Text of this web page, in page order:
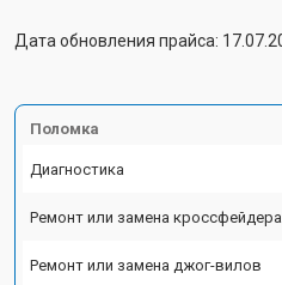
Дата обновления прайса:
Поломка
Диагностика
Ремонт или замена кроссфейдера
Ремонт или замена джог-вилов